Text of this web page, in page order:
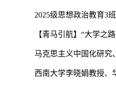
2025级思想政治教育3
【青马引航】“大学
马克思主义中国化研究
西南大学李晓娟教授、